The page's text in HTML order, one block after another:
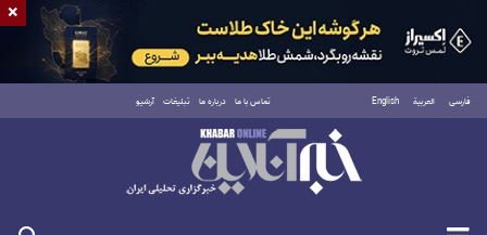
فارسی العربية English تماس با ما درباره ما تبلیغات آرشیو
یکشنبه ۱۸ مرداد ۱۴۰۵
×